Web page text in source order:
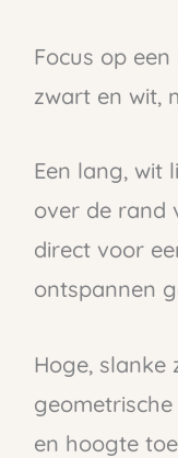
Focus op
zwart en wit,
Een lang, wit
over de rand
direct voor
ontspannen
Hoge, slanke
en hoogte